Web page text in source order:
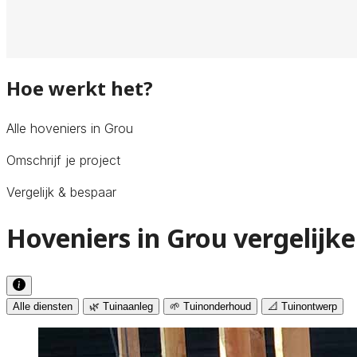
Hoe werkt het?
Alle hoveniers in Grou
Omschrijf je project
Vergelijk & bespaar
Hoveniers in Grou
Alle diensten 🌿 Tuinaanleg 🌱 Tuinonderhoud 📐 Tuinontwerp